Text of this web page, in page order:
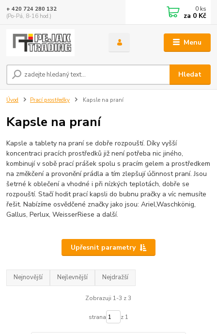
Menu
Hledat
+ 420 724 280 132
(Po-Pá, 8-16 hod.)
0 ks
za 0 Kč
Úvod Prací prostředky Kapsle na praní
Kapsle na praní
Kapsle a tablety na praní se dobře rozpouští. Díky vyšší
koncentraci pracích prostředků již není potřeba nic jiného,
kombinují v sobě prací prášek spolu s pracím gelem a prostředkem
na změkčení a provonění prádla a tím zlepšují účinnost praní. Jsou
šetrné k oblečení a vhodné i při nízkých teplotách, dobře se
rozpouští. Stačí hodit prací kapsli do bubnu pračky a víc nemusíte
řešit. Nabízíme osvědčené značky jako jsou: Ariel,Waschkönig,
Gallus, Perlux, WeisserRiese a další.
Upřesnit parametry
Nejnovější Nejlevnější Nejdražší
Zobrazuji 1-3 z 3
strana z 1